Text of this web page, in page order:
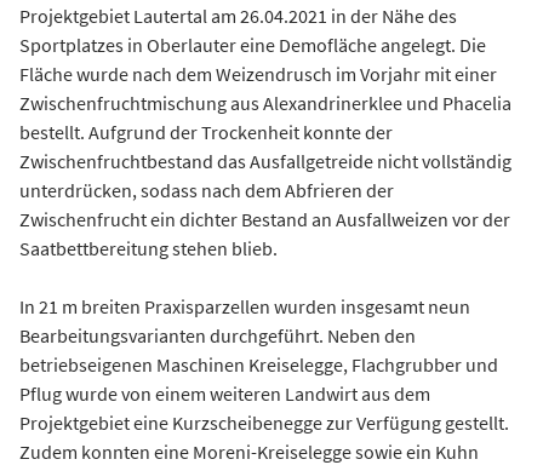
Projektgebiet Lautertal am 26.04.2021 in der Nähe des
Sportplatzes in Oberlauter eine Demofläche angelegt. Die
Fläche wurde nach dem Weizendrusch im Vorjahr mit einer
Zwischenfruchtmischung aus Alexandrinerklee und Phacelia
bestellt. Aufgrund der Trockenheit konnte der
Zwischenfruchtbestand das Ausfallgetreide nicht vollständig
unterdrücken, sodass nach dem Abfrieren der
Zwischenfrucht ein dichter Bestand an Ausfallweizen vor der
Saatbettbereitung stehen blieb.
In 21 m breiten Praxisparzellen wurden insgesamt neun
Bearbeitungsvarianten durchgeführt. Neben den
betriebseigenen Maschinen Kreiselegge, Flachgrubber und
Pflug wurde von einem weiteren Landwirt aus dem
Projektgebiet eine Kurzscheibenegge zur Verfügung gestellt.
Zudem konnten eine Moreni-Kreiselegge sowie ein Kuhn